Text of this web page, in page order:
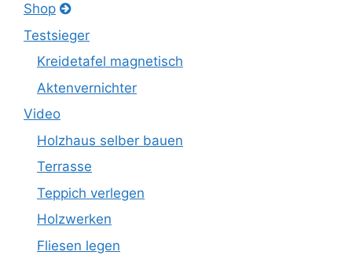
Shop
Testsieger
Kreidetafel magnetisch
Aktenvernichter
Video
Holzhaus selber bauen
Terrasse
Teppich verlegen
Holzwerken
Fliesen legen